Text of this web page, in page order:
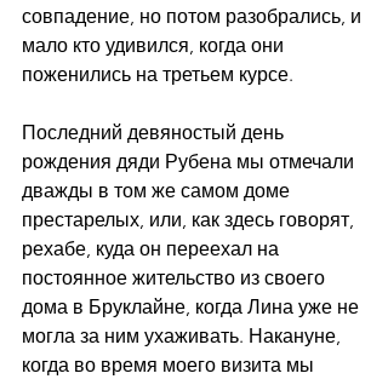
совпадение, но потом разобрались, и
мало кто удивился, когда они
поженились на третьем курсе.
Последний девяностый день
рождения дяди Рубена мы отмечали
дважды в том же самом доме
престарелых, или, как здесь говорят,
рехабе, куда он переехал на
постоянное жительство из своего
дома в Бруклайне, когда Лина уже не
могла за ним ухаживать. Накануне,
когда во время моего визита мы